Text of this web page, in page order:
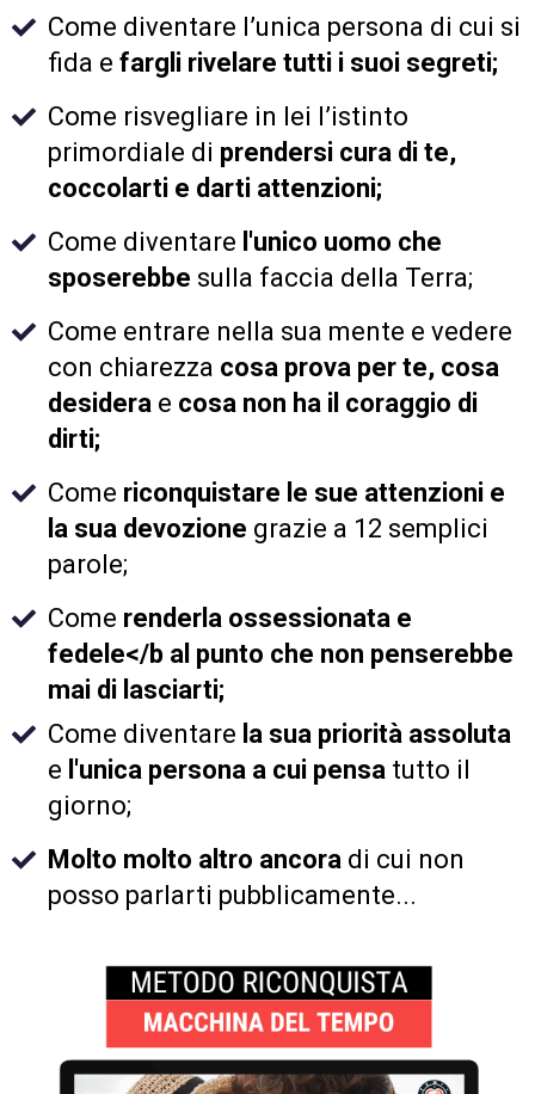
Come diventare l’unica persona di cui si
fida e fargli rivelare tutti i suoi segreti;
Come risvegliare in lei l’istinto
primordiale di prendersi cura di te,
coccolarti e darti attenzioni;
Come diventare l'unico uomo che
sposerebbe sulla faccia della Terra;
Come entrare nella sua mente e vedere
con chiarezza cosa prova per te, cosa
desidera e cosa non ha il coraggio di
dirti;
Come riconquistare le sue attenzioni e
la sua devozione grazie a 12 semplici
parole;
Come renderla ossessionata e
fedele</b al punto che non penserebbe
mai di lasciarti;
Come diventare la sua priorità assoluta
e l'unica persona a cui pensa tutto il
giorno;
Molto molto altro ancora di cui non
posso parlarti pubblicamente...